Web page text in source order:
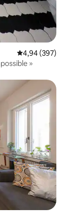
Note
4,94 (397)
»